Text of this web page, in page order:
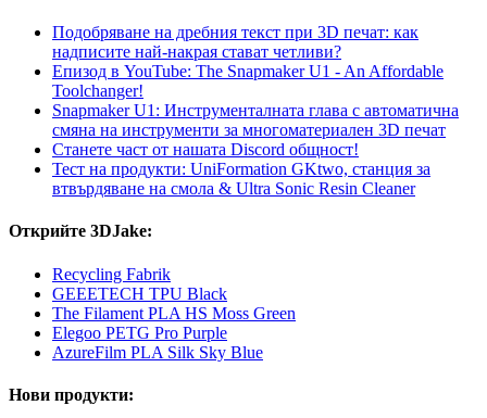
Подобряване на дребния текст при 3D печат: как
надписите най-накрая стават четливи?
Епизод в YouTube: The Snapmaker U1 - An Affordable
Toolchanger!
Snapmaker U1: Инструменталната глава с автоматична
смяна на инструменти за многоматериален 3D печат
Станете част от нашата Discord общност!
Тест на продукти: UniFormation GKtwo, станция за
втвърдяване на смола & Ultra Sonic Resin Cleaner
Открийте 3DJake:
Recycling Fabrik
GEEETECH TPU Black
The Filament PLA HS Moss Green
Elegoo PETG Pro Purple
AzureFilm PLA Silk Sky Blue
Нови продукти: